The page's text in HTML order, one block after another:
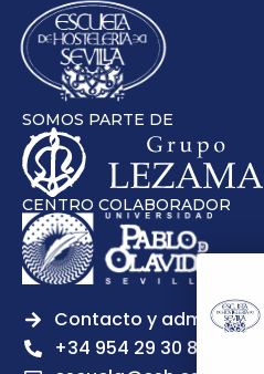
SOMOS PARTE DE
CENTRO COLABORADOR
Contacto y admisiones
+34 954 29 30 81